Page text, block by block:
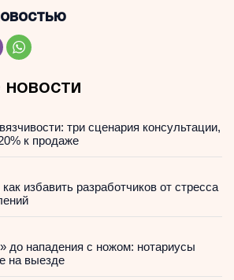
новости
три сценария консультации,
к продаже
избавить разработчиков от стресса
до нападения с ножом: нотариусы
на выезде